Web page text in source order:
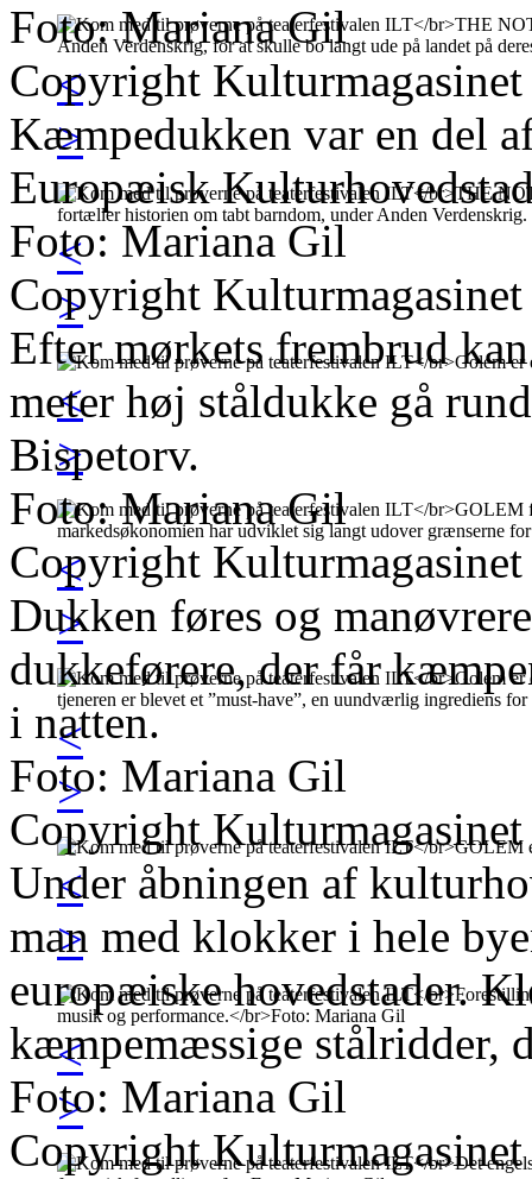
<
>
<
>
<
>
<
>
<
>
<
>
<
>
Foto: Mariana Gil
Copyright
Kæmpedukken var en del
Europæisk
Foto: Mariana Gil
Copyright
Efter mørkets frembrud
meter høj ståldukke gå
Bispetorv.
Foto: Mariana Gil
Copyright
Dukken føres og
dukkeførere, der får
i natten.
Foto: Mariana Gil
Copyright
Under åbningen af
man med klokker i hele
europæiske hovedstader.
kæmpemæssige stålridder,
Foto: Mariana Gil
Copyright